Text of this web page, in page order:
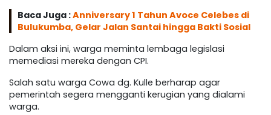
Baca Juga :Anniversary 1 Tahun Avoce Celebes di
Bulukumba, Gelar Jalan Santai hingga Bakti Sosial
Dalam aksi ini, warga meminta lembaga legislasi
memediasi mereka dengan CPI.
Salah satu warga Cowa dg. Kulle berharap agar
pemerintah segera mengganti kerugian yang dialami
warga.